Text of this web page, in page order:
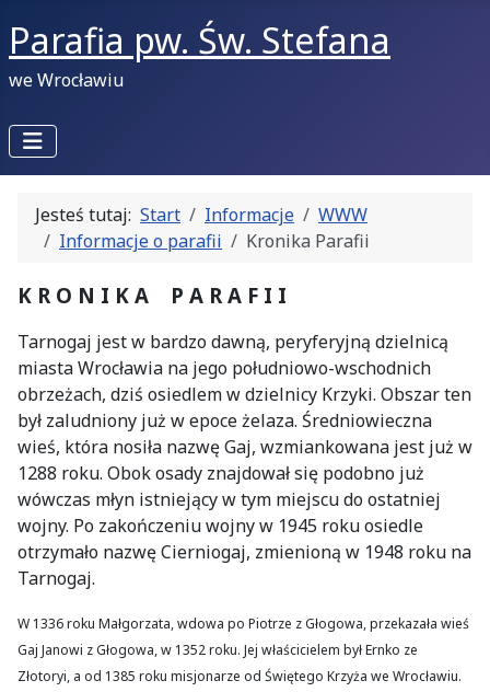
Parafia pw. Św. Stefana
we Wrocławiu
Jesteś tutaj: Start Informacje
WWW
Informacje o parafii
Kronika Parafii
K R O N I K A P A R A F I I
Tarnogaj jest w bardzo dawną, peryferyjną dzielnicą
miasta Wrocławia na jego południowo-wschodnich
obrzeżach, dziś osiedlem w dzielnicy Krzyki. Obszar ten
był zaludniony już w epoce żelaza. Średniowieczna
wieś, która nosiła nazwę Gaj, wzmiankowana jest już w
1288 roku. Obok osady znajdował się podobno już
wówczas młyn istniejący w tym miejscu do ostatniej
wojny. Po zakończeniu wojny w 1945 roku osiedle
otrzymało nazwę Cierniogaj, zmienioną w 1948 roku na
Tarnogaj.
W 1336 roku Małgorzata, wdowa po Piotrze z Głogowa, przekazała wieś
Gaj Janowi z Głogowa, w 1352 roku. Jej właścicielem był Ernko ze
Złotoryi, a od 1385 roku misjonarze od Świętego Krzyża we Wrocławiu.